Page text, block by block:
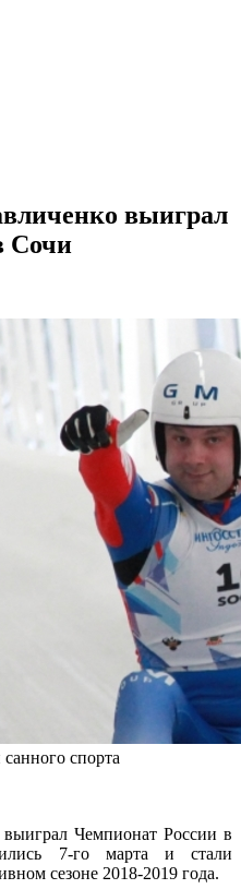
выиграл
Сочи
спорта
выиграл Чемпионат России в
7-го марта и стали
сезоне 2018-2019 года.